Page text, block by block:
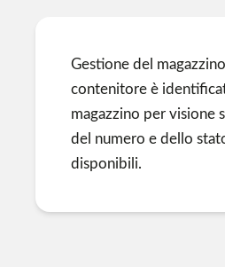
Gestione del
contenitore è
magazzino per visione
del numero e dello
disponibili.